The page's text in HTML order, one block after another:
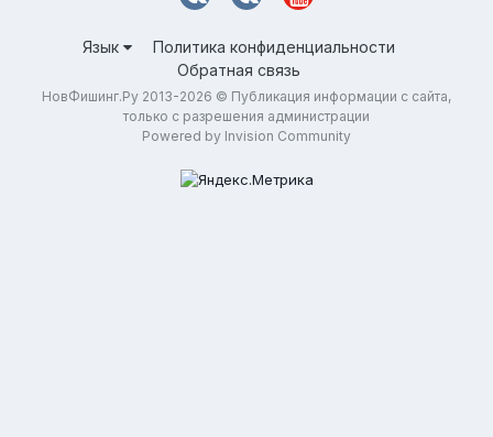
Язык
Политика конфиденциальности
Обратная связь
НовФишинг.Ру 2013-2026 © Публикация информации с сайта,
только с разрешения администрации
Powered by Invision Community